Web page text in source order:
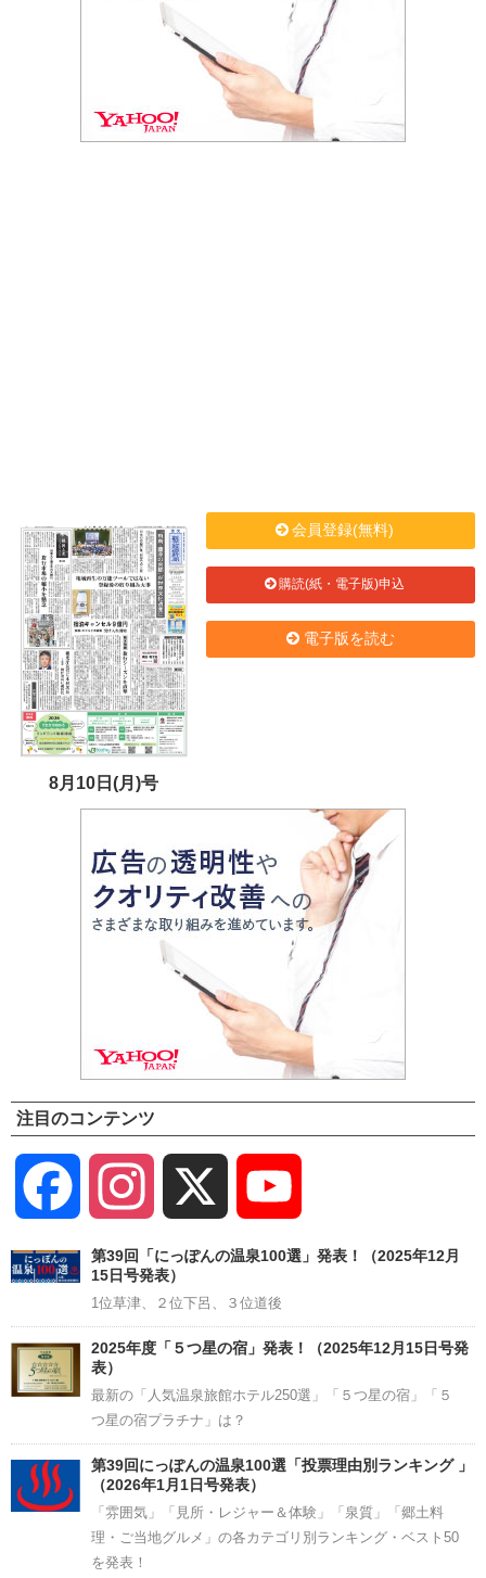
8月10日(月)号
会員登録(無料)
購読(紙・電子版)申込
電子版を読む
注目のコンテンツ
Facebook Instagram
Channel
第39回「にっぽんの温泉100選」発表！（2025年12月
15日号発表）
1位草津、２位下呂、３位道後
2025年度「５つ星の宿」発表！（2025年12月15日号発
表）
最新の「人気温泉旅館ホテル250選」「５つ星の宿」「５
つ星の宿プラチナ」は？
第39回にっぽんの温泉100選「投票理由別ランキング 」
（2026年1月1日号発表）
「雰囲気」「見所・レジャー＆体験」「泉質」「郷土料
理・ご当地グルメ」の各カテゴリ別ランキング・ベスト50
を発表！